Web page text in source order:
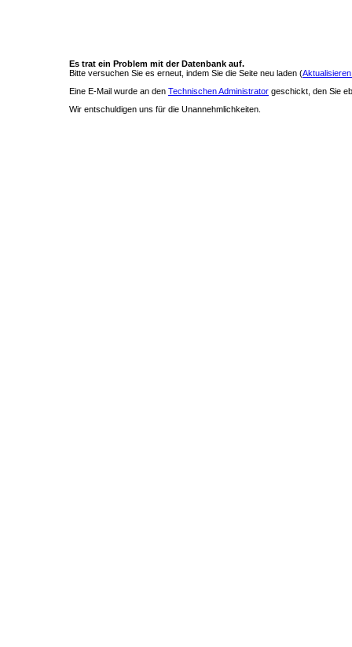
Es trat ein Problem mit der Datenbank auf.
Bitte versuchen Sie es erneut, indem Sie die Seite neu laden (
Eine E-Mail wurde an den Technischen Administrator geschickt, den Sie
Wir entschuldigen uns für die Unannehmlichkeiten.